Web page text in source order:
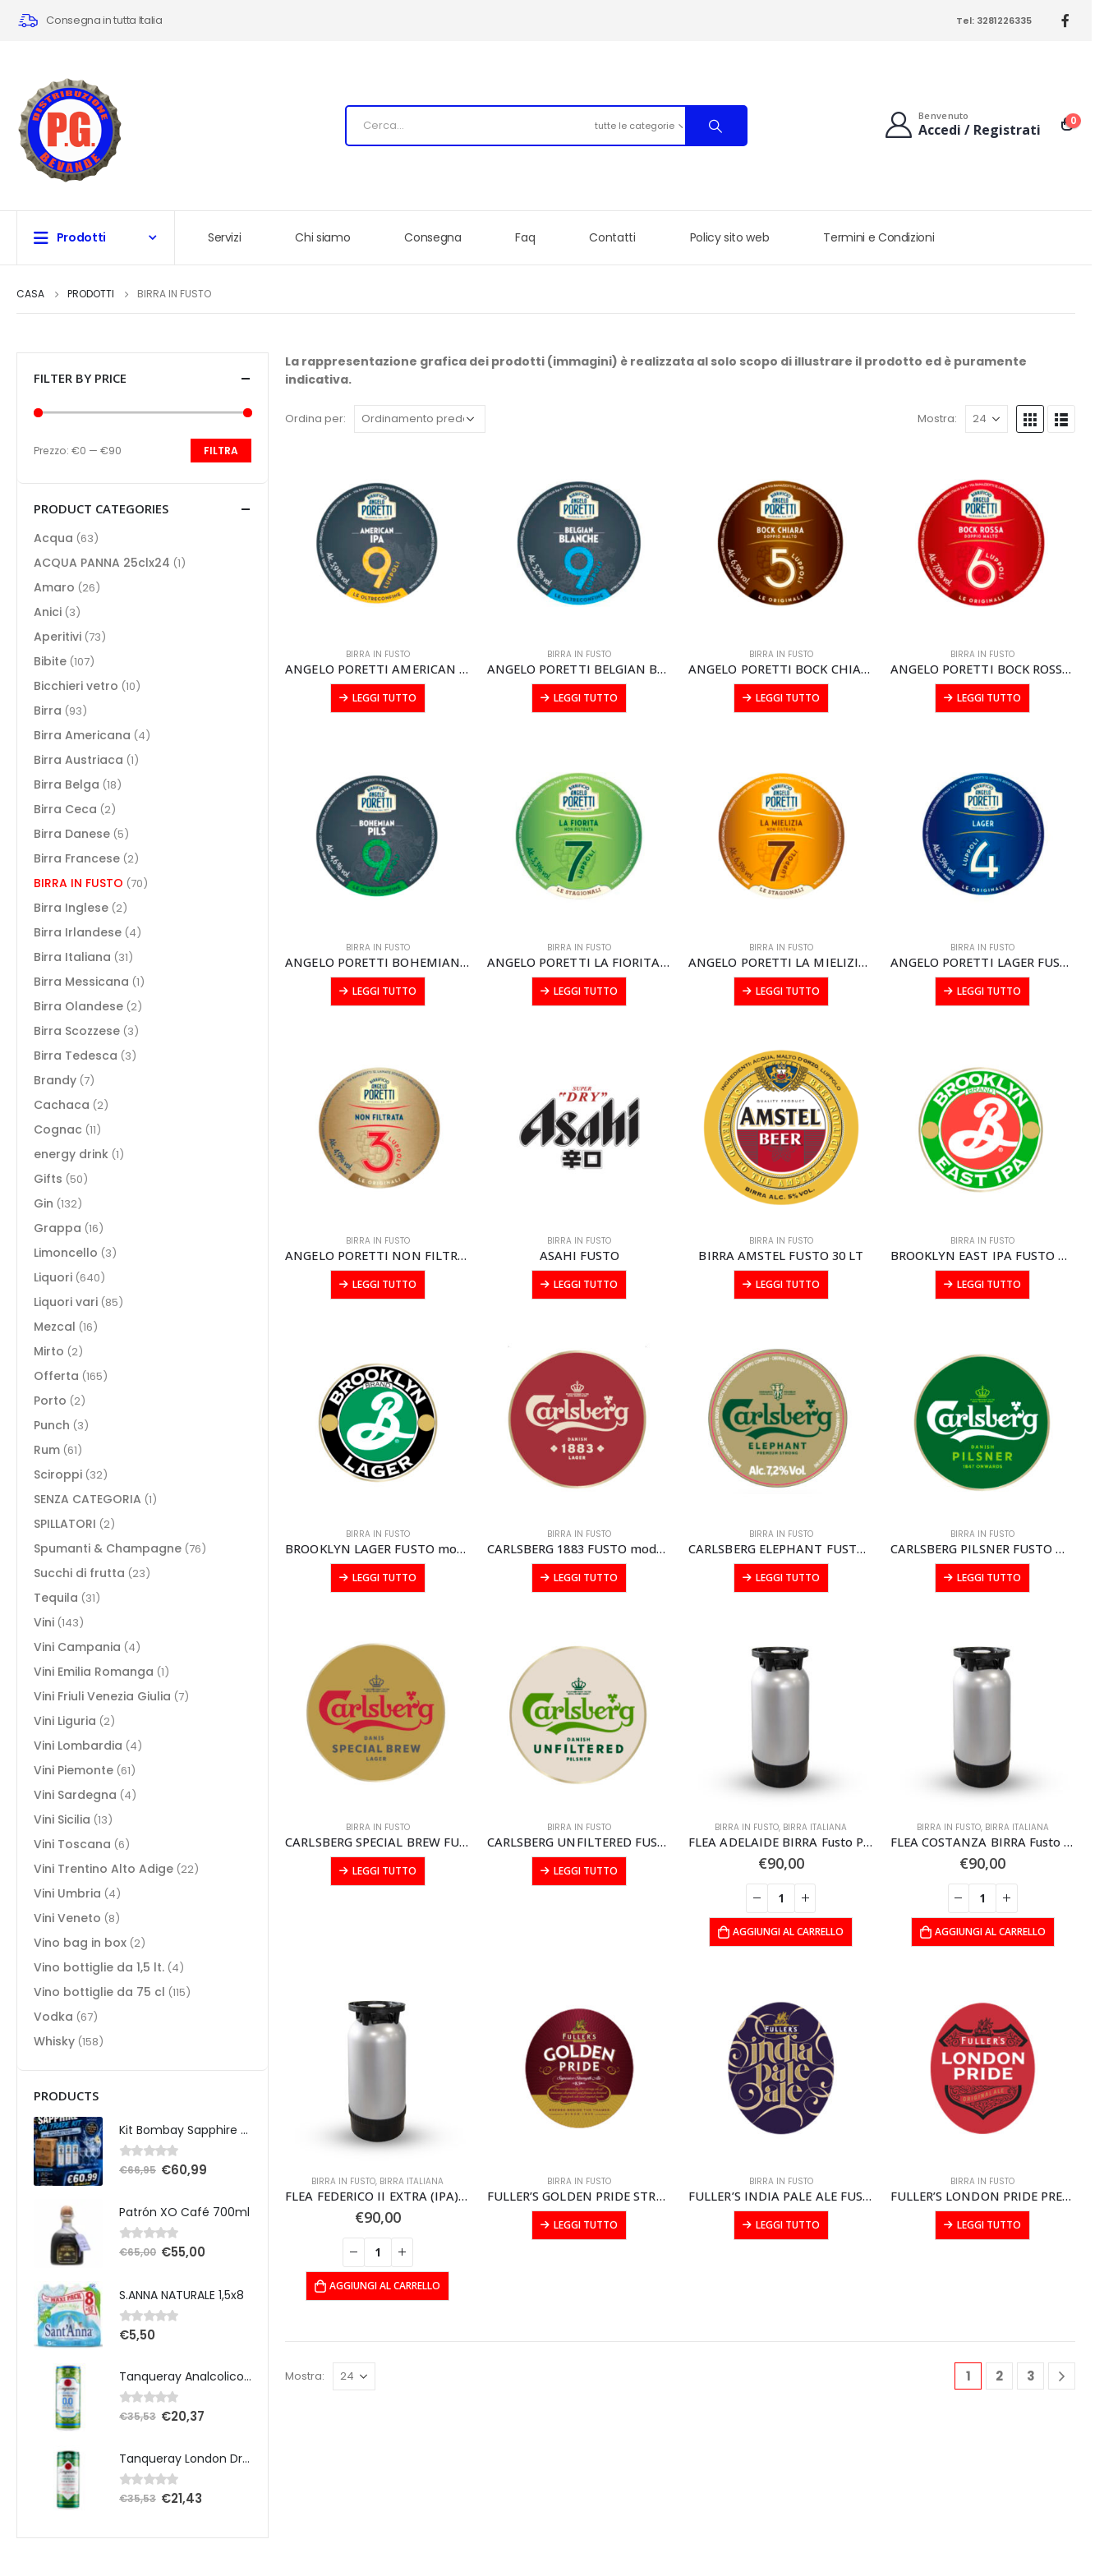
Consegna in tutta Italia Tel: 3281226335
tutte le categorie
Benvenuto
Accedi / Registrati
0
Prodotti Servizi Chi siamo Consegna Faq Contatti Policy sito web Termini e Condizioni
CASA PRODOTTI BIRRA IN FUSTO
La rappresentazione grafica dei prodotti (immagini) è realizzata al solo scopo di illustrare il prodotto ed è puramente
indicativa.
Ordina per: Mostra:
BIRRA IN FUSTO
ANGELO PORETTI AMERICAN IPA FUSTO modular litri 20
LEGGI TUTTO
BIRRA IN FUSTO
ANGELO PORETTI BELGIAN BLANCHE FUSTO modular litri 20
LEGGI TUTTO
BIRRA IN FUSTO
ANGELO PORETTI BOCK CHIARA FUSTO modular litri 20
LEGGI TUTTO
BIRRA IN FUSTO
ANGELO PORETTI BOCK ROSSA FUSTO modular litri 20
LEGGI TUTTO
BIRRA IN FUSTO
ANGELO PORETTI BOHEMIAN PILS FUSTO modular litri 20
LEGGI TUTTO
BIRRA IN FUSTO
ANGELO PORETTI LA FIORITA FUSTO modular litri 20
LEGGI TUTTO
BIRRA IN FUSTO
ANGELO PORETTI LA MIELIZIA FUSTO modular litri 20
LEGGI TUTTO
BIRRA IN FUSTO
ANGELO PORETTI LAGER FUSTO modular litri 20
LEGGI TUTTO
BIRRA IN FUSTO
ANGELO PORETTI NON FILTRATA FUSTO modular litri 20
LEGGI TUTTO
BIRRA IN FUSTO
ASAHI FUSTO
LEGGI TUTTO
BIRRA IN FUSTO
BIRRA AMSTEL FUSTO 30 LT
LEGGI TUTTO
BIRRA IN FUSTO
BROOKLYN EAST IPA FUSTO modular litri 20
LEGGI TUTTO
BIRRA IN FUSTO
BROOKLYN LAGER FUSTO modular litri 20
LEGGI TUTTO
BIRRA IN FUSTO
CARLSBERG 1883 FUSTO modular lt 20
LEGGI TUTTO
BIRRA IN FUSTO
CARLSBERG ELEPHANT FUSTO modular litri 20
LEGGI TUTTO
BIRRA IN FUSTO
CARLSBERG PILSNER FUSTO modular litri 20
LEGGI TUTTO
BIRRA IN FUSTO
CARLSBERG SPECIAL BREW FUSTO modular litri 20
LEGGI TUTTO
BIRRA IN FUSTO
CARLSBERG UNFILTERED FUSTO modular litri 20
LEGGI TUTTO
BIRRA IN FUSTO, BIRRA ITALIANA
FLEA ADELAIDE BIRRA Fusto PolyKeg 20 lt.
€90,00
AGGIUNGI AL CARRELLO
BIRRA IN FUSTO, BIRRA ITALIANA
FLEA COSTANZA BIRRA Fusto PolyKeg 20 lt.
€90,00
AGGIUNGI AL CARRELLO
BIRRA IN FUSTO, BIRRA ITALIANA
FLEA FEDERICO II EXTRA (IPA) BIRRA Fusto PolyKeg 20 lt.
€90,00
AGGIUNGI AL CARRELLO
BIRRA IN FUSTO
FULLER’S GOLDEN PRIDE STRONG ALE FUSTO
LEGGI TUTTO
BIRRA IN FUSTO
FULLER’S INDIA PALE ALE FUSTO
LEGGI TUTTO
BIRRA IN FUSTO
FULLER’S LONDON PRIDE PREMIUM ALE FUSTO
LEGGI TUTTO
Mostra: 1 2 3
FILTER BY PRICE
Prezzo
Prezzo
FILTRA
Prezzo: €0 — €90
PRODUCT CATEGORIES
Acqua (63)
ACQUA PANNA 25clx24 (1)
Amaro (26)
Anici (3)
Aperitivi (73)
Bibite (107)
Bicchieri vetro (10)
Birra (93)
Birra Americana (4)
Birra Austriaca (1)
Birra Belga (18)
Birra Ceca (2)
Birra Danese (5)
Birra Francese (2)
BIRRA IN FUSTO (70)
Birra Inglese (2)
Birra Irlandese (4)
Birra Italiana (31)
Birra Messicana (1)
Birra Olandese (2)
Birra Scozzese (3)
Birra Tedesca (3)
Brandy (7)
Cachaca (2)
Cognac (11)
energy drink (1)
Gifts (50)
Gin (132)
Grappa (16)
Limoncello (3)
Liquori (640)
Liquori vari (85)
Mezcal (16)
Mirto (2)
Offerta (165)
Porto (2)
Punch (3)
Rum (61)
Sciroppi (32)
SENZA CATEGORIA (1)
SPILLATORI (2)
Spumanti & Champagne (76)
Succhi di frutta (23)
Tequila (31)
Vini (143)
Vini Campania (4)
Vini Emilia Romanga (1)
Vini Friuli Venezia Giulia (7)
Vini Liguria (2)
Vini Lombardia (4)
Vini Piemonte (61)
Vini Sardegna (4)
Vini Sicilia (13)
Vini Toscana (6)
Vini Trentino Alto Adige (22)
Vini Umbria (4)
Vini Veneto (8)
Vino bag in box (2)
Vino bottiglie da 1,5 lt. (4)
Vino bottiglie da 75 cl (115)
Vodka (67)
Whisky (158)
PRODUCTS
Kit Bombay Sapphire On Trade
0Su 5
€66,95 €60,99
Patrón XO Café 700ml
0Su 5
€65,00 €55,00
S.ANNA NATURALE 1,5x8
0Su 5
€5,50
Tanqueray Analcolico Zero Zuccheri 25 cl x 12 pezzi
0Su 5
€35,53 €20,37
Tanqueray London Dry Gin & Tonic 25 cl x 12 pezzi
0Su 5
€35,53 €21,43